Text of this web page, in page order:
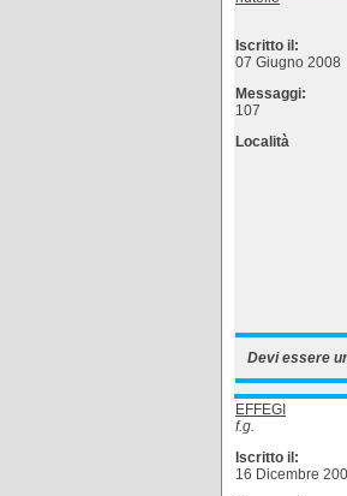
Iscritto il:
07 Giugno 2008
Messaggi:
107
Località
Devi essere
EFFEGI
f.g.
Iscritto il:
16 Dicembre